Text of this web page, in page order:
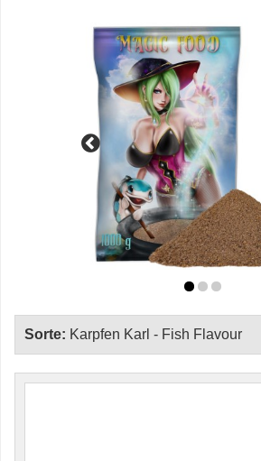
Sorte: Karpfen Karl - Fish Flavour